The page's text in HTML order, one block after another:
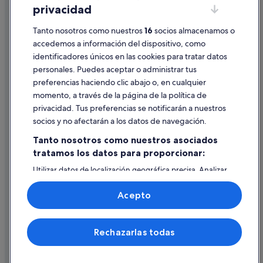
Información legal/contacto
Pautas sobre el contenido y cómo denunciar contenido
Ayuda
Cancelar un vuelo
Cancelar una reserva de hotel o de un alquiler vacacional
Utilizar un cupón de Expedia
Documentos para viajes internacionales
© 2026 Expedia, Inc., una empresa de Expedia Group. Todos los
derechos reservados. Expedia y el logotipo de Expedia son marcas
comerciales o marcas comerciales registradas de Expedia, Inc.
privacidad
Tanto nosotros como nuestros16 socios almacenamos o
accedemos a información del dispositivo, como
identificadores únicos en las cookies para tratar datos
personales. Puedes aceptar o administrar tus
preferencias haciendo clic abajo o, en cualquier
momento, a través de la página de la política de
privacidad. Tus preferencias se notificarán a nuestros
socios y no afectarán a los datos de navegación.
Tanto nosotros como nuestros asociados
tratamos los datos para proporcionar:
Utilizar datos de localización geográfica precisa. Analizar
activamente las características del dispositivo para su
identificación. Almacenar la información en un dispositivo
y/o acceder a ella. Publicidad y contenido personalizados,
medición de publicidad y contenido, investigación de
audiencia y desarrollo de servicios.
Lista de asociados (proveedores)
Rechazarlas todas
Acepto